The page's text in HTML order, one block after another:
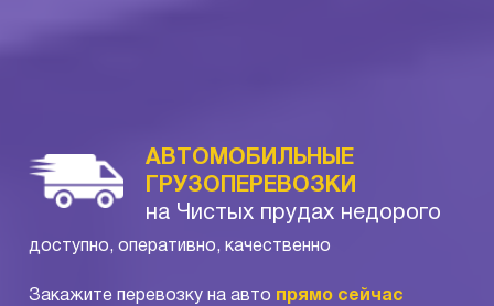
АВТОМОБИЛЬНЫЕ
ГРУЗОПЕРЕВОЗКИ
на Чистых прудах недорого
доступно, оперативно, качественно
Закажите перевозку на авто прямо сейчас